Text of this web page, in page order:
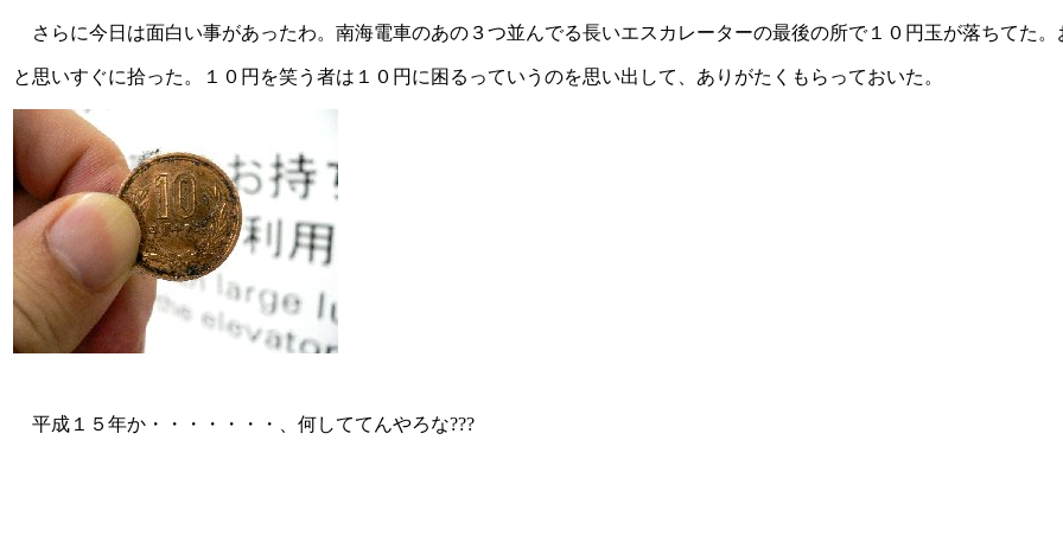
さらに今日は面白い事があったわ。南海電車のあの３つ並んでる長いエスカレーターの最後の所で１０円玉が落ちてた。
と思いすぐに拾った。１０円を笑う者は１０円に困るっていうのを思い出して、ありがたくもらっておいた。
平成１５年か・・・・・・・、何しててんやろな???